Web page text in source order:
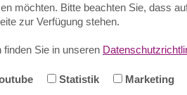
möchten. Bitte beachten Sie, dass
zur Verfügung stehen.
Sie in unseren
Statistik
Marketing